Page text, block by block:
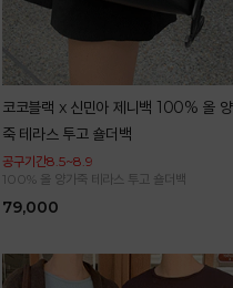
코코블랙 x 신민아 제니백 100% 올
죽 테라스 투고 숄더백
공구기간8.5~8.9
100% 올 양가죽 테라스 투고 숄더백
79,000